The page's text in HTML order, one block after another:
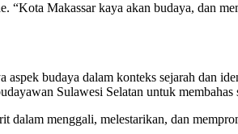
“Kota Makassar kaya akan budaya, dan
budaya dalam konteks sejarah dan
Sulawesi Selatan untuk membahas
menggali, melestarikan, dan